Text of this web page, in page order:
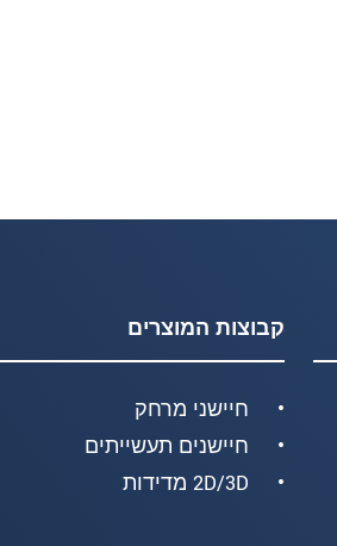
קבוצות המוצרים
חיישני מרחק
חיישנים תעשייתים
2D/3D מדידות